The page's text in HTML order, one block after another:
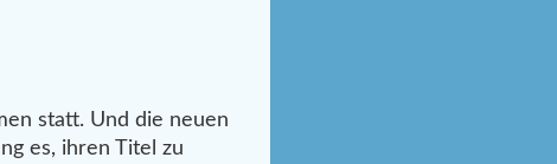
statt. Und die neuen
es, ihren Titel zu